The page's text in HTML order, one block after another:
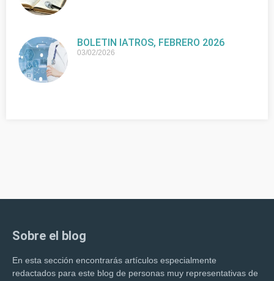
BOLETIN IATROS, FEBRERO 2026
03/02/2026
Sobre el blog
En esta sección encontrarás artículos especialmente
redactados para este blog de personas muy representativas de